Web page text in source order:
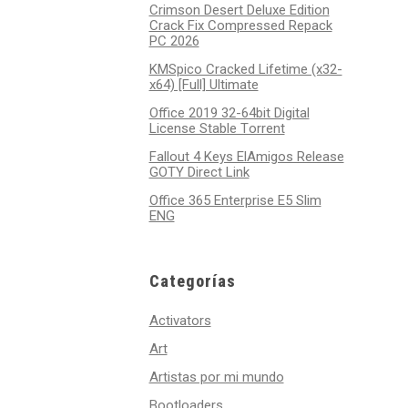
Crimson Desert Deluxe Edition
Crack Fix Compressed Repack
PC 2026
KMSpico Cracked Lifetime (x32-
x64) [Full] Ultimate
Office 2019 32-64bit Digital
License Stable Tоrrеnt
Fallout 4 Keys ElAmigos Release
GOTY Direct Link
Office 365 Enterprise E5 Slim
ENG
Categorías
Activators
Art
Artistas por mi mundo